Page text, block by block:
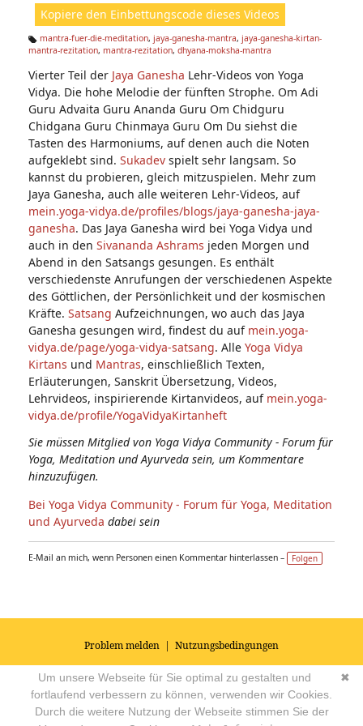
n:
Kopiere den Einbettungscode dieses Videos
Ta
s:
mantra-fuer-die-meditation, jaya-ganesha-mantra, jaya-ganesha-kirtan-
mantra-rezitation, mantra-rezitation, dhyana-moksha-mantra
Vierter Teil der Jaya Ganesha Lehr-Videos von Yoga
Vidya. Die hohe Melodie der fünften Strophe. Om Adi
Guru Advaita Guru Ananda Guru Om Chidguru
Chidgana Guru Chinmaya Guru Om Du siehst die
Tasten des Harmoniums, auf denen auch die Noten
aufgeklebt sind. Sukadev spielt sehr langsam. So
kannst du probieren, gleich mitzuspielen. Mehr zum
Jaya Ganesha, auch alle weiteren Lehr-Videos, auf
mein.yoga-vidya.de/profiles/blogs/jaya-ganesha-jaya-
ganesha. Das Jaya Ganesha wird bei Yoga Vidya und
auch in den Sivananda Ashrams jeden Morgen und
Abend in den Satsangs gesungen. Es enthält
verschiedenste Anrufungen der verschiedenen Aspekte
des Göttlichen, der Persönlichkeit und der kosmischen
Kräfte. Satsang Aufzeichnungen, wo auch das Jaya
Ganesha gesungen wird, findest du auf mein.yoga-
vidya.de/page/yoga-vidya-satsang. Alle Yoga Vidya
Kirtans und Mantras, einschließlich Texten,
Erläuterungen, Sanskrit Übersetzung, Videos,
Lehrvideos, inspirierende Kirtanvideos, auf mein.yoga-
vidya.de/profile/YogaVidyaKirtanheft
Sie müssen Mitglied von Yoga Vidya Community - Forum für
Yoga, Meditation und Ayurveda sein, um Kommentare
hinzuzufügen.
Bei Yoga Vidya Community - Forum für Yoga, Meditation
und Ayurveda dabei sein
E-Mail an mich, wenn Personen einen Kommentar hinterlassen – Folgen
Problem melden | Nutzungsbedingungen
© 2026Impressum|Datenschutz|AGB's| Yoga Vidya Community -
Forum für Yoga, Meditation und Ayurveda Powered by
✖
Um unsere Webseite für Sie optimal zu gestalten und
fortlaufend verbessern zu können, verwenden wir Cookies.
Durch die weitere Nutzung der Webseite stimmen Sie der